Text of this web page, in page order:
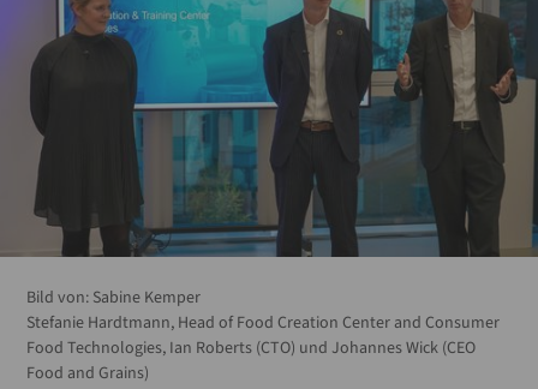
Bild von: Sabine Kemper
Stefanie Hardtmann, Head of Food Creation Center and Consumer
Food Technologies, Ian Roberts (CTO) und Johannes Wick (CEO
Food and Grains)